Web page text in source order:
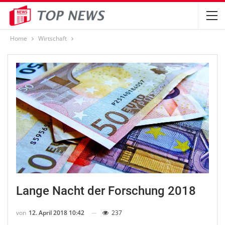
Home Wirtschaft
Lange Nacht der Forschung 2018
von 12. April 2018 10:42 237